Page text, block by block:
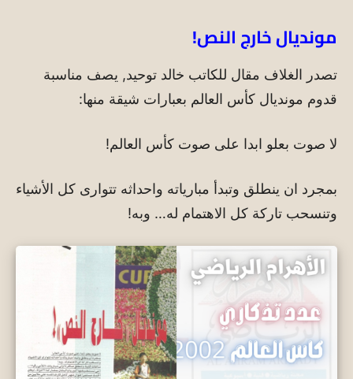
مونديال خارج النص!
تصدر الغلاف مقال للكاتب خالد توحيد, يصف مناسبة
قدوم مونديال كأس العالم بعبارات شيقة منها:
لا صوت بعلو ابدا على صوت كأس العالم!
بمجرد ان ينطلق وتبدأ مبارياته واحداثه تتوارى كل الأشياء
وتنسحب تاركة كل الاهتمام له… وبه!